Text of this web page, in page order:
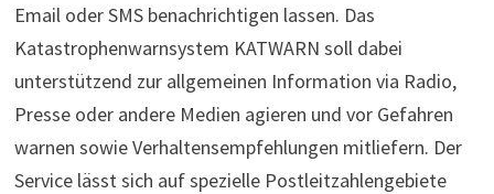
Email oder SMS benachrichtigen lassen. Das
Katastrophenwarnsystem KATWARN soll dabei
unterstützend zur allgemeinen Information via Radio,
Presse oder andere Medien agieren und vor Gefahren
warnen sowie Verhaltensempfehlungen mitliefern. Der
Service lässt sich auf spezielle Postleitzahlengebiete